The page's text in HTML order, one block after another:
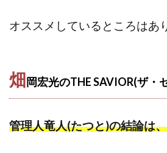
オススメしているところはあ
畑岡宏光のTHE SAVIOR(ザ・
管理人竜人(たつと)の結論は